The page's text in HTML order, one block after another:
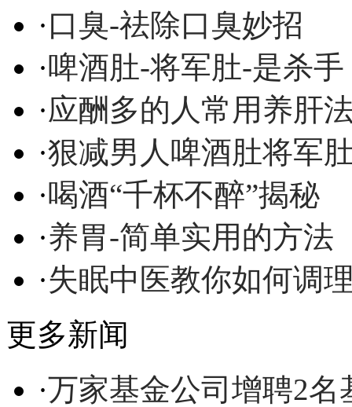
·口臭-祛除口臭妙招
·啤酒肚-将军肚-是杀手
·应酬多的人常用养肝
·狠减男人啤酒肚将军
·喝酒“千杯不醉”揭秘
·养胃-简单实用的方法
·失眠中医教你如何调
更多新闻
·万家基金公司增聘2名